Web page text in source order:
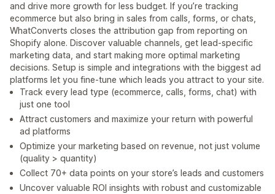
and drive more growth for less budget. If you’re tracking
ecommerce but also bring in sales from calls, forms, or chats,
WhatConverts closes the attribution gap from reporting on
Shopify alone. Discover valuable channels, get lead-specific
marketing data, and start making more optimal marketing
decisions. Setup is simple and integrations with the biggest ad
platforms let you fine-tune which leads you attract to your site.
Track every lead type (ecommerce, calls, forms, chat) with
just one tool
Attract customers and maximize your return with powerful
ad platforms
Optimize your marketing based on revenue, not just volume
(quality > quantity)
Collect 70+ data points on your store’s leads and customers
Uncover valuable ROI insights with robust and customizable